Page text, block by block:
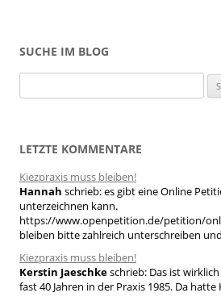
SUCHE IM BLOG
u
n
n
a
c
h
:
LETZTE KOMMENTARE
Kiezpraxis muss bleiben!
Hannah schrieb:es gibt eine Online
unterzeichnen kann.
https://www.openpetition.de/petition/
bleiben bitte zahlreich unterschreiben
Kiezpraxis muss bleiben!
Kerstin Jaeschkeschrieb: Das ist
fast 40 Jahren in der Praxis 1985. Da